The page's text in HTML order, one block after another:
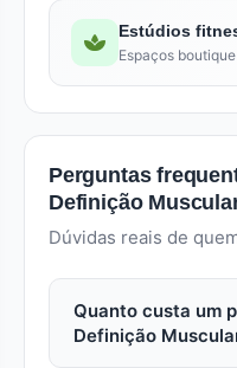
Estúdios
Espaços
Perguntas
Definição
Dúvidas reais de
Quanto custa um
Definição